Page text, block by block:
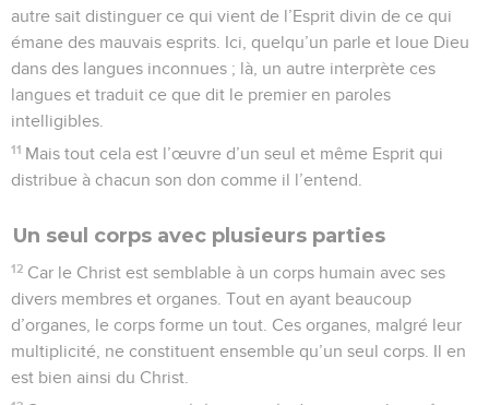
autre sait distinguer ce qui vient de l’Esprit divin de ce qui
émane des mauvais esprits. Ici, quelqu’un parle et loue Dieu
dans des langues inconnues ; là, un autre interprète ces
langues et traduit ce que dit le premier en paroles
intelligibles.
11 Mais tout cela est l’œuvre d’un seul et même Esprit qui
distribue à chacun son don comme il l’entend.
Un seul corps avec plusieurs parties
12 Car le Christ est semblable à un corps humain avec ses
divers membres et organes. Tout en ayant beaucoup
d’organes, le corps forme un tout. Ces organes, malgré leur
multiplicité, ne constituent ensemble qu’un seul corps. Il en
est bien ainsi du Christ.